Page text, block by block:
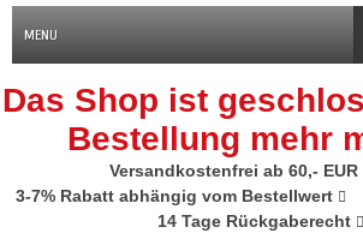
MENU
Das Shop ist
Bestellung mehr
Versandkostenfrei ab 60,- EUR
3-7% Rabatt abhängig vom Bestellwert
14 Tage Rückgaberecht